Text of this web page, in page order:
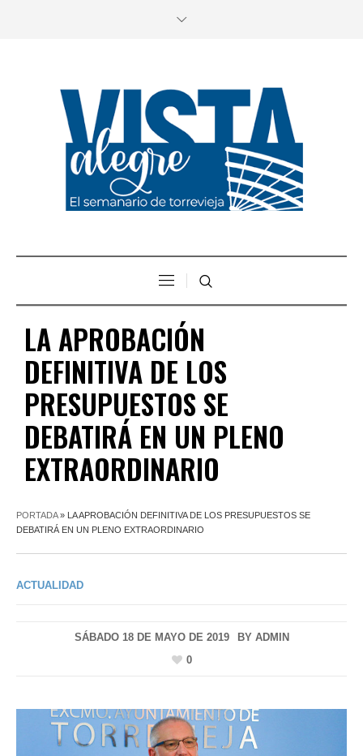
LA APROBACIÓN
DEFINITIVA DE LOS
PRESUPUESTOS SE
DEBATIRÁ EN UN PLENO
EXTRAORDINARIO
PORTADA» LA APROBACIÓN DEFINITIVA DE LOS PRESUPUESTOS SE
DEBATIRÁ EN UN PLENO EXTRAORDINARIO
ACTUALIDAD
SÁBADO 18 DE MAYO DE 2019 BY ADMIN
0